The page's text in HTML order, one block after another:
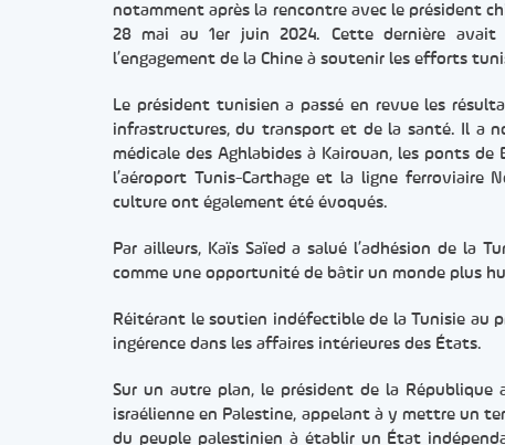
notamment après la rencontre avec le président
28 mai au 1er juin 2024. Cette dernière avait
l’engagement de la Chine à soutenir les efforts
Le président tunisien a passé en revue les
infrastructures, du transport et de la santé. Il a
médicale des Aghlabides à Kairouan, les ponts
l’aéroport Tunis-Carthage et la ligne ferroviaire
culture ont également été évoqués.
Par ailleurs, Kaïs Saïed a salué l’adhésion de la
comme une opportunité de bâtir un monde plus
Réitérant le soutien indéfectible de la Tunisie au
ingérence dans les affaires intérieures des États.
Sur un autre plan, le président de la République
israélienne en Palestine, appelant à y mettre un
du peuple palestinien à établir un État